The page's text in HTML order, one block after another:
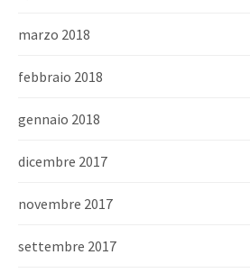
marzo 2018
febbraio 2018
gennaio 2018
dicembre 2017
novembre 2017
settembre 2017